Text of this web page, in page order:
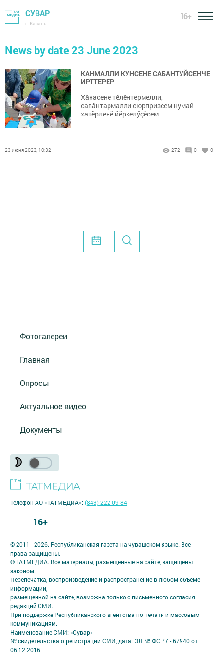
СУВАР
г. Казань
16+
News by date 23 June 2023
КАНМАЛЛИ КУНСЕНЕ САБАНТУЙСЕНЧЕ
ИРТТЕРЕР
Хăнасене тӗлӗнтермелли,
савăнтармалли сюрпризсем нумай
хатӗрленӗ йӗркелӳçӗсем
23 июня 2023, 10:32 272 0 0
Фотогалереи
Главная
Опросы
Актуальное видео
Документы
© 2011 - 2026. Республиканская газета на чувашском языке. Все
права защищены.
© ТАТМЕДИА. Все материалы, размещенные на сайте, защищены
законом.
Перепечатка, воспроизведение и распространение в любом объеме
информации,
размещенной на сайте, возможна только с письменного согласия
редакций СМИ.
При поддержке Республиканского агентства по печати и массовым
коммуникациям.
Наименование СМИ: «Сувар»
№ свидетельства о регистрации СМИ, дата: ЭЛ № ФС 77 - 67940 от
06.12.2016
Телефон АО «ТАТМЕДИА»:(843) 222 09 84
16+